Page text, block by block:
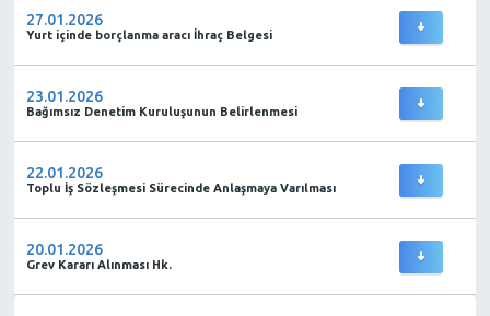
27.01.2026
Yurt içinde borçlanma aracı İhraç Belgesi
23.01.2026
Bağımsız Denetim Kuruluşunun Belirlenmesi
22.01.2026
Toplu İş Sözleşmesi Sürecinde Anlaşmaya Varılması
20.01.2026
Grev Kararı Alınması Hk.